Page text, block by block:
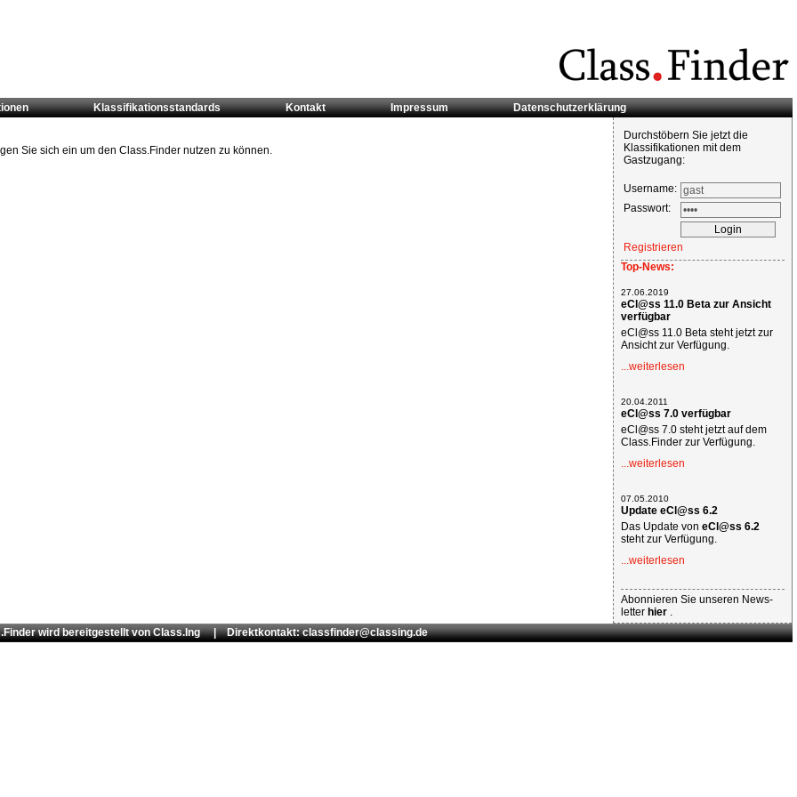
Klassifikationsstandards Kontakt Impressum Datenschutzerklärung
Sie sich ein um den Class.Finder nutzen zu können.
Durchstöbern Sie jetzt die
Klassifikationen mit dem
Gastzugang:
Username:
Passwort:
Registrieren
Top-News:
27.06.2019
eCl@ss 11.0 Beta zur Ansicht
verfügbar
eCl@ss 11.0 Beta steht jetzt zur
Ansicht zur Verfügung.
...weiterlesen
20.04.2011
eCl@ss 7.0 verfügbar
eCl@ss 7.0 steht jetzt auf dem
Class.Finder zur Verfügung.
...weiterlesen
07.05.2010
Update eCl@ss 6.2
Das Update von eCl@ss 6.2
steht zur Verfügung.
...weiterlesen
Abonnieren Sie unseren News-
letter hier .
wird bereitgestellt vonClass.Ing| Direktkontakt: classfinder@classing.de